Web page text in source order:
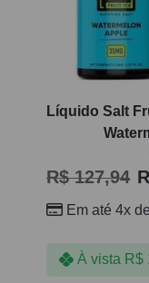
Líquido Salt
R$127,94
Em até 4x
À vista R$